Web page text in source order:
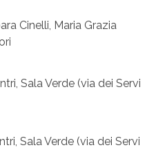
Cinelli, Maria Grazia
Sala Verde (via dei Servi
Sala Verde (via dei Servi